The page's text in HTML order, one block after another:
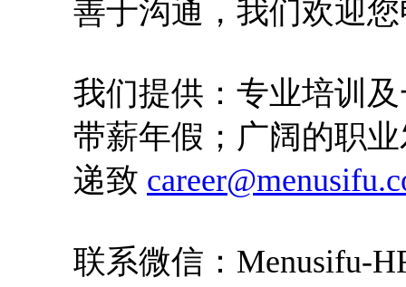
善于沟通，我们欢迎
我们提供：专业培训
带薪年假；广阔的职
递致
联系微信：Menusifu-